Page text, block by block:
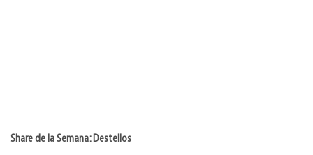
Share de la Semana: Destellos